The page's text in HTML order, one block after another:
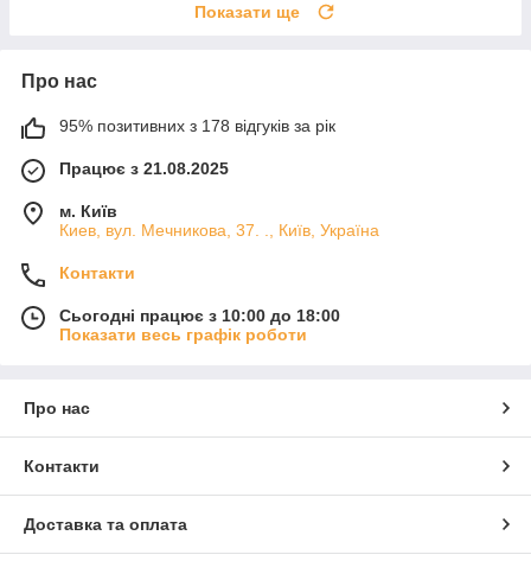
Показати ще
Про нас
95% позитивних з 178 відгуків за рік
Працює з 21.08.2025
м. Київ
Киев, вул. Мечникова, 37. ., Київ, Україна
Контакти
Сьогодні працює з 10:00 до 18:00
Показати весь графік роботи
Про нас
Контакти
Доставка та оплата